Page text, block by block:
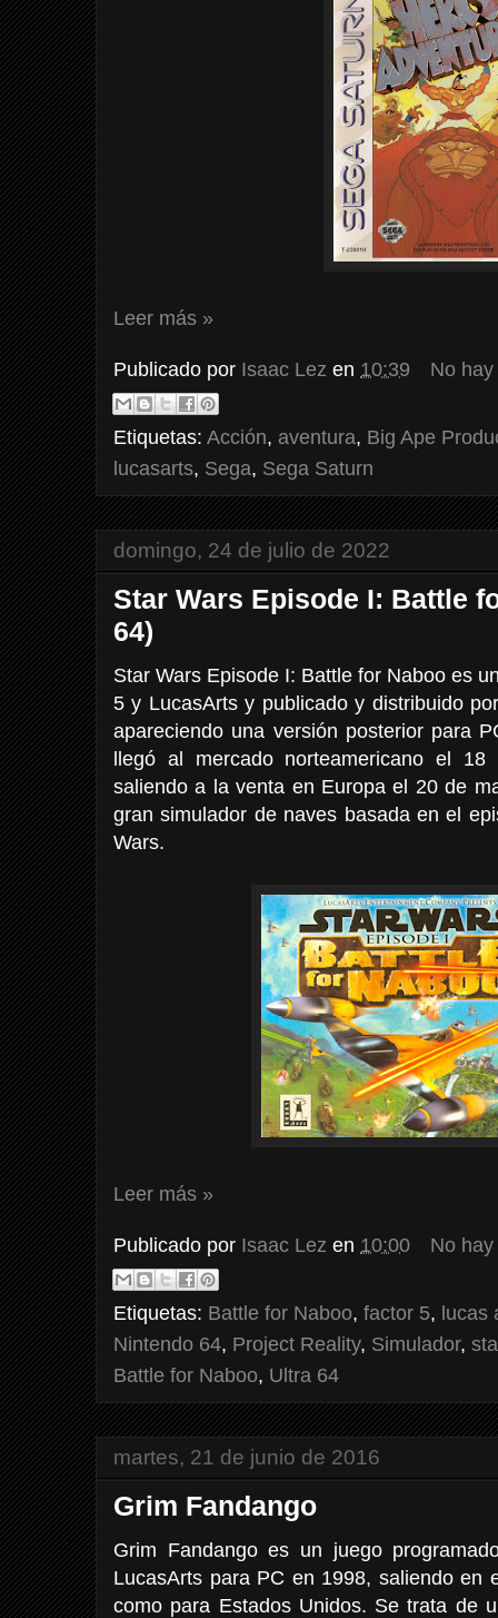
Leer más »
Publicado por Isaac Lez en 10:39 No
Etiquetas: Acción, aventura, Big Ape
lucasarts, Sega, Sega Saturn
domingo, 24 de julio de 2022
Star Wars Episode I: Battle
64)
Star Wars Episode I: Battle for Naboo es
5 y LucasArts y publicado y distribuido
apareciendo una versión posterior para
llegó al mercado norteamericano el
saliendo a la venta en Europa el 20 de
gran simulador de naves basada en el
Wars.
Leer más »
Publicado por Isaac Lez en 10:00 No
Etiquetas: Battle for Naboo, factor 5, lucas
Nintendo 64, Project Reality, Simulador,
Battle for Naboo, Ultra 64
martes, 21 de junio de 2016
Grim Fandango
Grim Fandango es un juego
LucasArts para PC en 1998, saliendo en
como para Estados Unidos. Se trata de